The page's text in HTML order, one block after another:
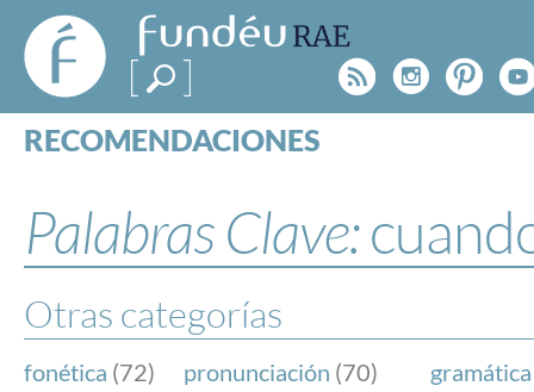
FundéuRAE
- Fundación
del Español
Urgente
Rss
RECOMENDACIONES
ESPECIALES
BLOG
NOTICIAS
SOBRE LA FUNDÉURAE
Palabras Clave:
Otras categorías
fonética (72) pronunciación (70) gramática